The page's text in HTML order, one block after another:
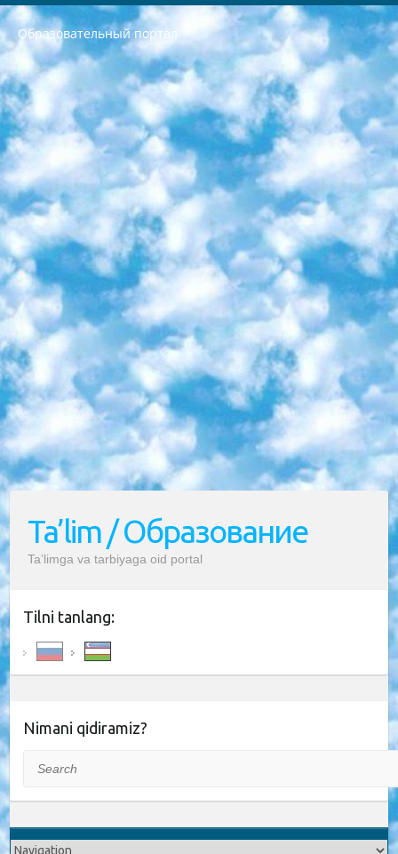
Образовательный портал
РЕСПУБЛИКА УЗБЕКИСТАН МИНИСТРЕРСТВО ДОШКОЛЬНОГО И ШКОЛЬНОГО ОБРАЗОВАНИЯ КОМАНДА в общеобразовательных учреждениях в 2023-2024 учебном году организация и проведение итоговой государственной аттестации обучающихся о Министра дошкольного и школьного образования Республики Узбекистан от 4 марта 2008 года (постановлением Минюста от 20 марта 2008 года № 1778 государственной регистрации) «Итоговое состояние учащихся общего среднего образования на основании положения об утверждении положения об аттестации общего среднего образования выпускной экзамен студентов в образовательных учреждениях в 2023-2024 учебном году В целях организации и прохождения аттестации приказываю: 1. Следующее: перечень предметов, по которым будет проводиться итоговая государственная аттестация и экзамен формы перевода согласно приложению 1; сертификаты международного образца, оценивающие уровень владения иностранными языками перечень согласно приложению 2; 2. Педагогический при специализированных образовательных учреждениях. научно-практический центр квалификации и международной оценки (Д.Давидова) 2024 г. До 25 марта: задания по предметам, по которым будет проводиться итоговая аттестация разработка и утверждение технических условий; итоговая аттестация на основании разработанного предметного задания разработка вопросов по предметам (устно и письменно), экзамен передача; общеобразовательные средние школы и специальные учебные заведения учащиеся выпускных классов школ и интернатов в агентской системе подготовка базы данных экзаменационных материалов и критериев оценки; перевод базы экзаменационных материалов на все языки обучения подать в Республиканский образовательный центр для изготовления; варианты экзаменов на основе разработанных контрольных материалов пусть будут поставлены задачи формирования. 3. Республиканский образовательный центр (Ш.Худайкулов) до 5 апреля 2024 года. до: база данных предоставленных экзаменационных материалов на все языки обучения перевод и экспертиза; для слепых, слабовидящих, глухих, слабослышащих и умственно отсталых детей учащиеся выпускных классов специализированных школ и школ-интернатов база данных экзаменационных материалов на всех преподаваемых языках подготовка критериев оценки; специализированные школы для умственно отсталых детей и технологии для учащихся выпускных классов школ-интернатов разработка соответствующих рекомендаций и критериев проведения ЕГЭ по естествознанию давать задания. 4. Педагогический при специализированных образовательных учреждениях. Научно-практический центр навыков и международной оценки (Д.Давидова), Республика образовательный центр (Худайкулов Ш.) итоговый государственный аттестационный экзамен ориентирован на творческое и логическое мышление при подготовке базы материалов учитывать введение заданий. 5. Следует отметить, что: сертификат государственного образца о знании общеобразовательного предмета и как минимум национальный уровень B1 по предметам на иностранных языках, указанным в Приложении 2. или международно признанный сертификат эквивалентного уровня студенты, изучающие определенный предмет, освобождаются от экзамена; по соответствующим предметам запланирована итоговая государственная аттестация за день до дня, путем жеребьевки Рабочей группой (в письменной форме по предметам, проводимым в форме) из числа сформированных вариантов выбрано 2 варианта; 2 выбранных варианта экзамена анонсированы на официальном сайте министерства и все выпускники по всей стране на основе этих вариантов проводит итоговую государственную аттестацию. 6. Государственное образование учащихся средних общеобразовательных учреждений. знания в соответствии с квалификационными требованиями, которые необходимо приобрести на основании стандартов итоговый (выпускной) контроль для 9 и 11 классов в целях тестирования Экзамены (далее – экзамены) состоят из предметов, перечисленных в приложении 1. будет сделано. 7. Экзамены пройдут с 26 мая по 15 июня 2024 г. (кроме науки физического воспитания). 8. Физическая для учащихся 9 классов общесредних образовательных учреждений. Экзамены по предмету «Образование, квалификация медицина» 1-6 мая 2024 года. сотрудники перевести под присмотр (с отклонениями в физическом или умственном развитии) специализированная школа для детей, школы-интернаты и со сколиозом школы-интернаты санаторного типа для больных детей исключены). 9. Он был слепым, слабовидящим и имел нарушения опорно-двигательного аппарата. экзамены в специализированных школах и интернатах для детей должны проводиться исходя из требований, предъявляемых к общеобразовательным учреждениям (физкультура кроме науки). 10. Специализированная школа для глухих и слабослышащих детей. и экзамены в интернатах и быть реализован в виде письменного теста по математике. 11. Специальность для умственно отсталых детей. Для 9 класса Родной язык и литературное письмо Государственный язык (язык обучения – узбекский). для неклассов) написано Математическое письмо Письменная/устная история Узбекистана Физическое воспитание практично Итоговый контроль Для 11 класса Написание родного языка и литературы (эссе) Математическое письмо Узбекский язык (обучение на узбекском языке) не посещающее общее среднее образование для учреждений)/Образовательное учреждение выбор письменный и устный Иностранный язык письменный/устный Письменная/устная история Узбекистана *По выбору студента:  Химия  Физика  Основы государственного права  География 10 бесплатных образовательных ресурсов - Мы составили подборку онлайн-проектов с интерактивными упражнениями, видеолекциями и статьями. Они помогут вам обрести новые и освежить старые знания бесплатно. 1. «ИНТУИТ» Старейшая образовательная площадка Рунета. Здесь вы найдёте сотни текстовых и видеокурсов на десятки различных тем — от программирования до психологии. Многие курсы подготовлены российскими университетами и крупными международными компаниями вроде Intel и Microsoft. Самостоятельное обучение бесплатное, но желающие могут оплатить услуги персональных наставников. 2. «Смартия» знакомит с актуальными профессиями и подсказывает, как им обучаться. Выбрав заинтересовавшую вас специальность — SMM-специалист, фотограф, веб-дизайнер или другую, — увидите список необходимых для неё умений. Чтобы вы могли освоить их самостоятельно, для каждого умения площадка отображает подборку ссылок на учебные материалы. Хотя «Смартия» ориентируется на русскоязычную аудиторию, часть контента всё же доступна только на английском. 3. «Лекторий Физтеха» Проект Московского физико-технического института (Физтеха). С его помощью вы можете смотреть онлайн серии лекций, записанные на видео в этом вузе. В числе доступных предметов — физика, биология, химия, информационные технологии и другие. К некоторым лекциям администрация ресурса прилагает готовые конспекты, которые можно скачивать в PDF-формате. 4. ITMOcourses Онлайн-площадка Санкт-Петербургского национального исследовательского университета информационных технологий, механики и оптики (ИТМО). Ресурс предоставляет свободный доступ к курсам, разработанным в этом вузе. Каталог материалов разбит на четыре категории: «Оптические системы и технологии», «Приборостроение и робототехника», «Информационные технологии» и «Биотехнологии». Курсы состоят из видеолекций, интерактивных демонстраций и заданий. 5. «КиберЛенинка» Электронная научная библиотека открытого доступа. Каталог площадки регулярно обрастает текстами статей из различных научных изданий. Сгруппированные по журналам и рубрикам публикации можно читать онлайн или скачивать целиком в PDF-формате. Проект нацелен на популяризацию науки за счёт открытого доступа к качественной информации. 6. «ПостНаука» На этом ресурсе публикуют подборки видеолекций, составленные экспертами из разных отраслей и объединённые общими темами. Среди них, к примеру, есть серии «Биоинформатика и геномика», «Культура средневековой Скандинавии» и Cinema Studies о теории кино. Каждая подборка лекций — логически связанная история, рассказанная экспертом от первого лица. Кроме того, на сайте появляются научно-образовательные статьи и тесты на разные темы. 7. «Newочём» Команда проекта «Newочём» отбирает самые интересные тексты из англоязычных СМИ и переводит те из них, за которые голосуют участники сообщества «ВКонтакте». По большей части это научно-популярные статьи. Редакторы придумывают лишь заголовки, в остальном содержание переводов соответствует оригиналам. Полные тексты можно читать прямо в социальной сети. 8. InternetUrok Онлайн-база материалов по основным дисциплинам школьной программы. Информация на сайте структурирована по классам, предметам и темам (урокам). Каждый урок состоит из видеолекций и конспектов. Есть также интерактивные тренажёры и тесты для закрепления пройденного материала. Даже если вы давно окончили школу, возможность повторить программу старших классов всегда может пригодиться. 9. Edutainme Ещё один ресурс об образовании. В отличие от Newtonew, как мне кажется, Edutainme больше ориентируется на представителей индустрии: педагогов, предпринимателей, разработчиков образовательных проектов. Но и любой, кто просто стремится к саморазвитию, найдёт на сайте много полезного и интересного для себя. Например, информацию о новых курсах и образовательных сервисах. 10. Newtonew Онлайн-медиа об образовании и обучении в широком смысле. Авторы Newtonew пишут об инструментах, заведениях, тактиках и стратегиях, которые помогают учить других и получать новые знания самостоятельно. На этой площадке вы найдёте новости, обзоры, аналитические мат
Ta’lim / Образование
Ta’limga va tarbiyaga oid portal
Tilni tanlang:
Nimani qidiramiz?